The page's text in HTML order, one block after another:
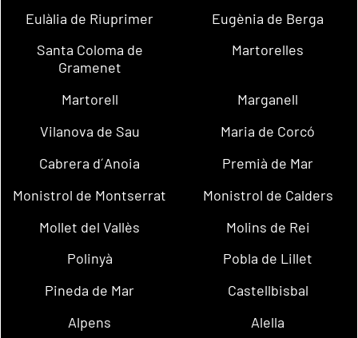
Eulàlia de Riuprimer
Eugènia de Berga
Santa Coloma de
Gramenet
Martorelles
Martorell
Marganell
Vilanova de Sau
Maria de Corcó
Cabrera d´Anoia
Premià de Mar
Monistrol de Montserrat
Monistrol de Calders
Mollet del Vallès
Molins de Rei
Polinyà
Pobla de Lillet
Pineda de Mar
Castellbisbal
Alpens
Alella